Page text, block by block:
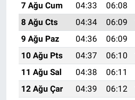
7 Ağu Cum
04:33 06:08
8 Ağu Cts
04:34 06:09
9 Ağu Paz
04:36 06:09
10 Ağu Pts
04:37 06:10
11 Ağu Sal
04:38 06:11
12 Ağu Çar
04:39 06:12